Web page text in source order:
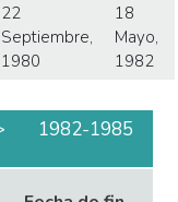
22
Septiembre,
1980
18
Mayo,
1982
1982-1985